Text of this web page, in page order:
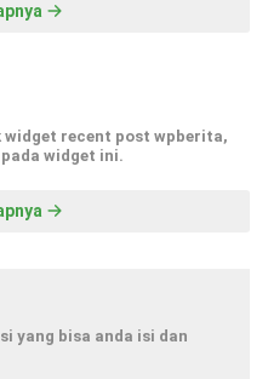
recent post wpberita,
widget ini.
yang bisa anda isi dan